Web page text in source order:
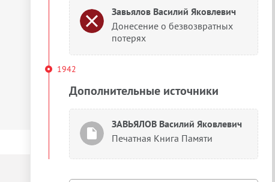
Завьялов Василий Яковлевич
Донесение о безвозвратных
потерях
1942
Дополнительные источники
ЗАВЬЯЛОВ Василий Яковлевич
Печатная Книга Памяти